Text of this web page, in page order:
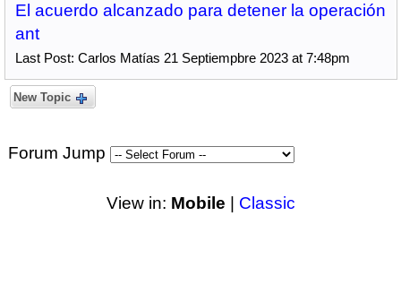
El acuerdo alcanzado para detener la operación
ant
Last Post: Carlos Matías 21 Septiempbre 2023 at 7:48pm
New Topic
Forum Jump
View in: Mobile Classic